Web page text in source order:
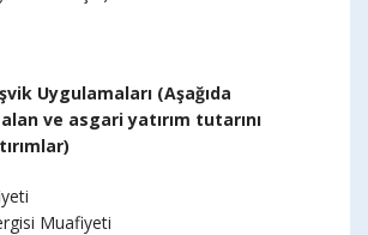
Uygulamaları (Aşağıda
ve asgari yatırım tutarını
Muafiyeti